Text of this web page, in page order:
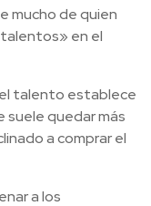
mucho de quien
en el
talento establece
suele quedar más
a comprar el
a los